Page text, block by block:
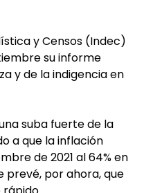
y Censos (Indec)
su informe
y de la indigencia en
suba fuerte de la
a que la inflación
de 2021 al 64% en
prevé, por ahora, que